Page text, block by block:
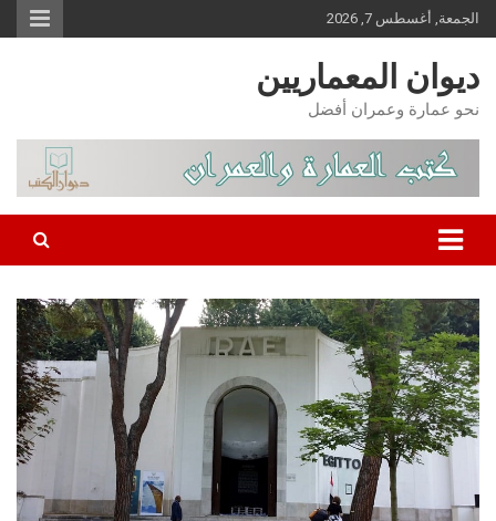
Skip
to
content
الجمعة, أغسطس 7, 2026
ديوان المعماريين
نحو عمارة وعمران أفضل